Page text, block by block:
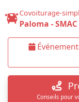
Covoiturage-
Paloma -
Conseils pour